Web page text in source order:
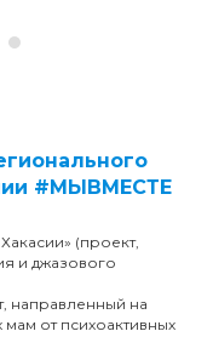
#МЫВМЕСТЕ
(проект,
и джазового
направленный на
от психоактивных